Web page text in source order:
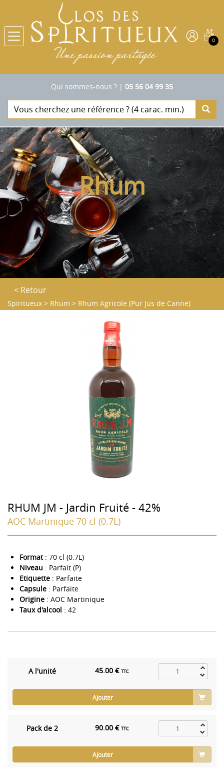
0
Qui sommes-nous ? | 05 56 04 99 35
Rhum
< Retour
Spiritueux > Rhum > Rhum Agricole (Pur Jus de Canne)
RHUM JM - Jardin Fruité - 42%
AOC Martinique 70 cl (0.7L)
Format: 70 cl (0.7L)
Niveau : Parfait (P)
Etiquette : Parfaite
Capsule : Parfaite
Origine : AOC Martinique
Taux d'alcool : 42
A l'unité 45.00 € TTC
Ajouter
Pack de 2 90.00 € TTC
Ajouter